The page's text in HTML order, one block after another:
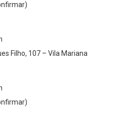
Filho, 107 – Vila Mariana